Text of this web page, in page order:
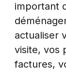
important
actualiser
visite, vos
factures,